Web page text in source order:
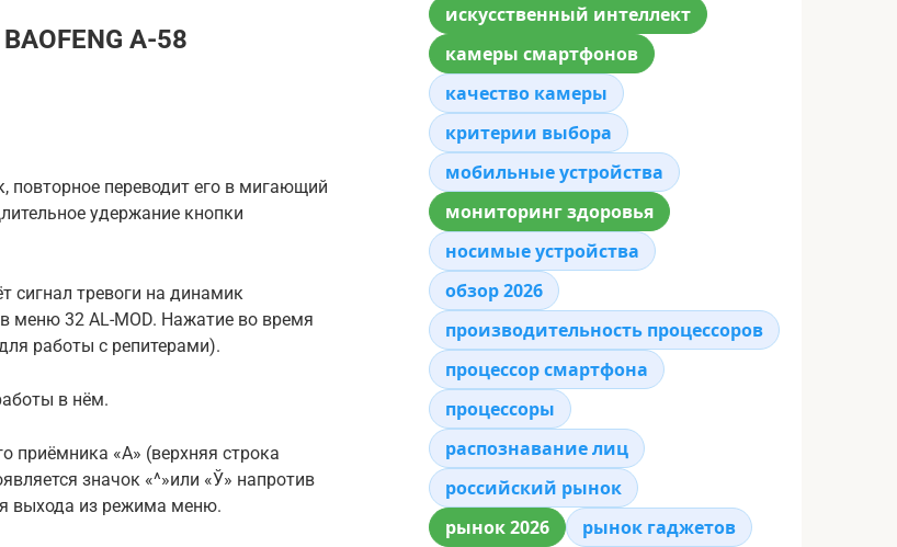
A-58
повторное переводит его в мигающий
удержание кнопки
сигнал тревоги на динамик
меню 32 AL-MOD. Нажатие во время
работы с репитерами).
в нём.
приёмника «A» (верхняя строка
значок «^»или «Ў» напротив
выхода из режима меню.
искусственный интеллект
камеры смартфонов
качество камеры
критерии выбора
мобильные устройства
мониторинг здоровья
носимые устройства
обзор 2026
производительность процессоров
процессор смартфона
процессоры
распознавание лиц
российский рынок
рынок 2026
рынок гаджетов